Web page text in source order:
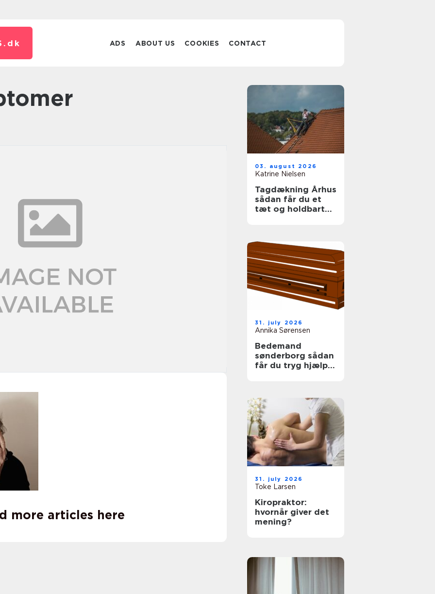
dk ADS ABOUT US COOKIES CONTACT
more articles here
03. august 2026
Katrine Nielsen
Tagdækning Århus
sådan får du et
tæt og holdbart
31. july 2026
Annika Sørensen
Bedemand
sønderborg sådan
får du tryg hjælp i
31. july 2026
Toke Larsen
Kiropraktor:
hvornår giver det
mening?